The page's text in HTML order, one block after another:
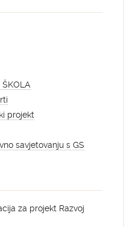
ŠKOLA
projekt
savjetovanju s GS
za projekt Razvoj